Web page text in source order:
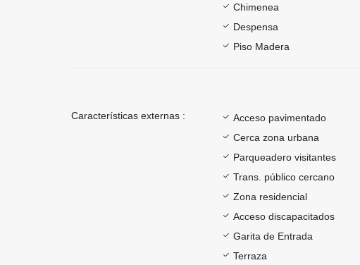
Chimenea
Despensa
Piso Madera
Características externas : Acceso pavimentado
Cerca zona urbana
Parqueadero visitantes
Trans. público cercano
Zona residencial
Acceso discapacitados
Garita de Entrada
Terraza